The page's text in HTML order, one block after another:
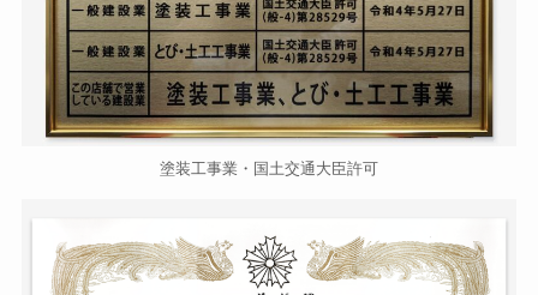
塗装工事業・国土交通大臣許可